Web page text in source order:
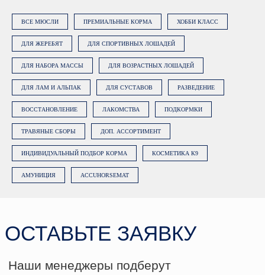
ВСЕ МЮСЛИ ПРЕМИАЛЬНЫЕ КОРМА ХОББИ КЛАСС
ДЛЯ ЖЕРЕБЯТ ДЛЯ СПОРТИВНЫХ ЛОШАДЕЙ
ДЛЯ НАБОРА МАССЫ ДЛЯ ВОЗРАСТНЫХ ЛОШАДЕЙ
ДЛЯ ЛАМ И АЛЬПАК ДЛЯ СУСТАВОВ РАЗВЕДЕНИЕ
ВОССТАНОВЛЕНИЕ ЛАКОМСТВА ПОДКОРМКИ
ТРАВЯНЫЕ СБОРЫ ДОП. АССОРТИМЕНТ
ИНДИВИДУАЛЬНЫЙ ПОДБОР КОРМА КОСМЕТИКА К9
АМУНИЦИЯ ACCUHORSEMAT